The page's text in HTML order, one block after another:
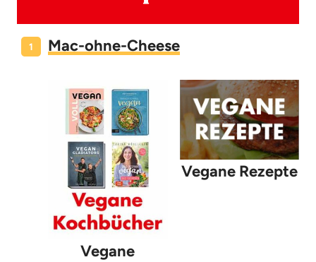
Mac-ohne-Cheese
Vegane
Vegane Rezepte